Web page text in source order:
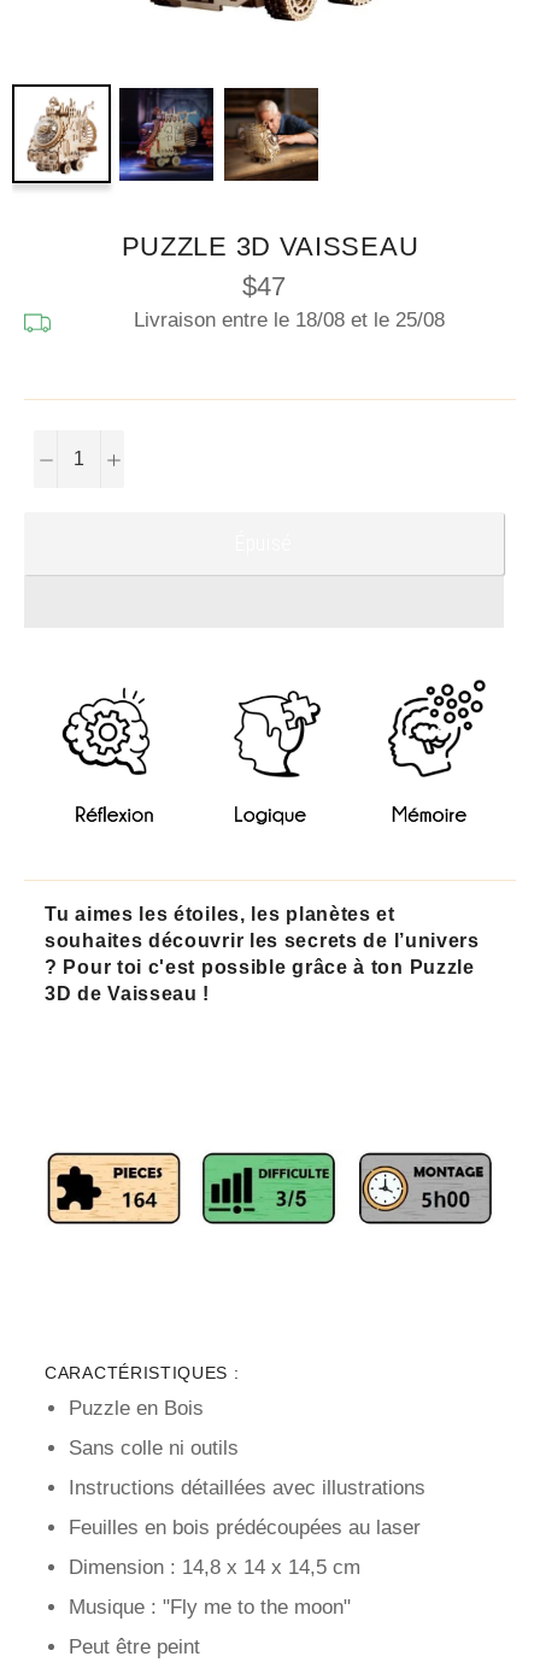
PUZZLE 3D VAISSEAU
Prix
régulier
$47
Livraison entre le 18/08 et le 25/08
− +
Tu aimes les étoiles, les planètes et
souhaites découvrir les secrets de l’univers
? Pour toi c'est possible grâce à ton Puzzle
3D de Vaisseau !
CARACTÉRISTIQUES :
Puzzle en Bois
Sans colle ni outils
Instructions détaillées avec illustrations
Feuilles en bois prédécoupées au laser
Dimension : 14,8 x 14 x 14,5 cm
Musique : "Fly me to the moon"
Peut être peint